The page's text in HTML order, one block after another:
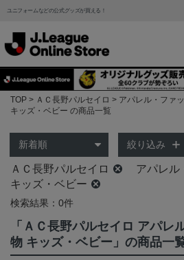
ユニフォームなどの公式グッズが買える！
TOP ＡＣ長野パルセイロ
アパレル・ファ
キッズ・ベビー の商品一覧
絞り込み
ＡＣ長野パルセイロ
アパレル
キッズ・ベビー
検索結果：0件
「ＡＣ長野パルセイロ アパレ
物 キッズ・ベビー」の商品一